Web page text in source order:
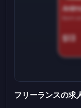
Earn
$13
フリーランスの求